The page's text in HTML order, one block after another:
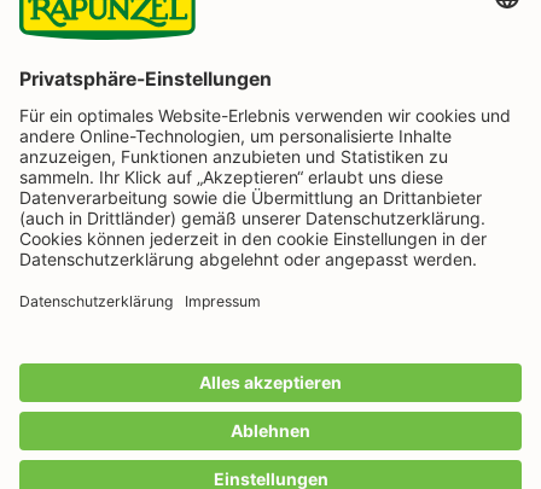
BESTELLUNG WIDERRUFEN
Rapunzel Naturkost auf Facebook
Rapunzel Naturkost auf Instagram
Rapunzel Naturkost auf YouTube
Rapunzel Naturkost auf Pinterest
Rapunzel Naturkost auf LinkedIn
Informationen
Zahlungsarten
Wir machen Bio aus Liebe seit 1974.
Versandkostenund ggf. Nachnahmegebühren, wenn
nicht anders angegeben.